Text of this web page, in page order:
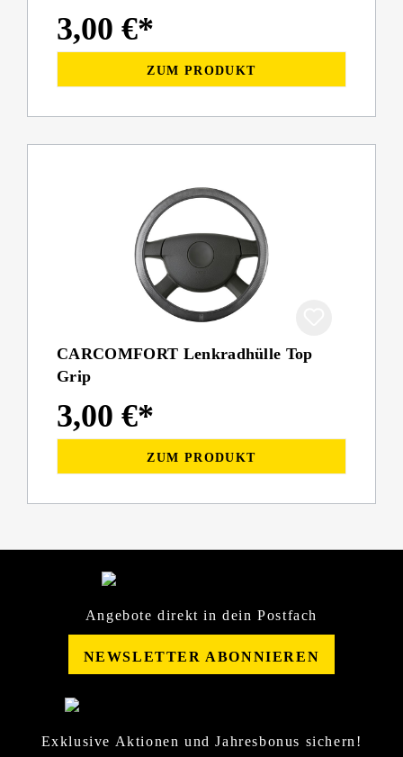
3,00 €*
ZUM PRODUKT
CARCOMFORT Lenkradhülle Top
Grip
3,00 €*
ZUM PRODUKT
Angebote direkt in dein Postfach
NEWSLETTER ABONNIEREN
Exklusive Aktionen und Jahresbonus sichern!